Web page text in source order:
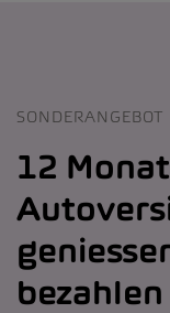
SONDERANGEBOT
12
bezahlen